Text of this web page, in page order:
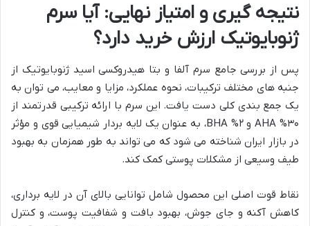
نتیجه گیری و امتیاز نهایی: آیا سرم
ژنوبایوتیک ارزش خرید دارد؟
پس از بررسی جامع سرم آلفا و بتا هیدروکسی اسید ژنوبایوتیک از
جنبه های مختلف ترکیبات، نحوه عملکرد، مزایا و معایب، می توان به
یک جمع بندی کلی دست یافت. این سرم با ارائه ترکیبی قدرتمند از
۳۰% AHA و ۲% BHA، به عنوان یک لایه بردار شیمیایی قوی و مؤثر
در بازار ایران شناخته می شود که می تواند به طور همزمان به بهبود
طیف وسیعی از مشکلات پوستی کمک کند.
نقاط قوت اصلی این محصول شامل توانایی بالای آن در لایه برداری،
کاهش آکنه و جای جوش، بهبود بافت و شفافیت پوست، و کنترل